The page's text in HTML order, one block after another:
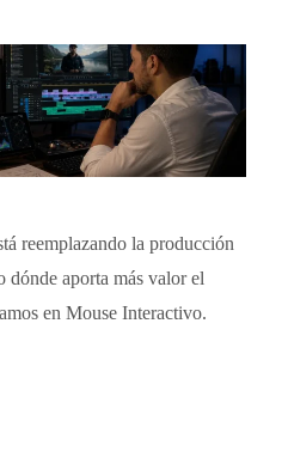
reemplazando la producción
dónde aporta más valor el
en Mouse Interactivo.